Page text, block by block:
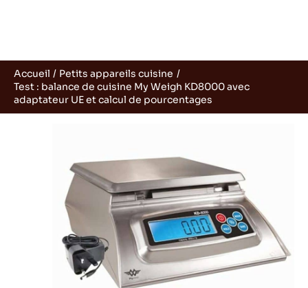
Accueil
Petits appareils cuisine
Test : balance de cuisine My Weigh KD8000 avec
adaptateur UE et calcul de pourcentages